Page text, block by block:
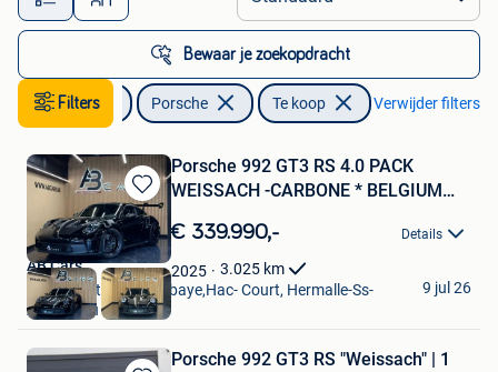
Bewaar je zoekopdracht
Filters
Auto's Porsche Te koop Verwijder filters
Bewaren
in
Mijn
Favorieten
Porsche 992 GT3 RS 4.0 PACK
WEISSACH -CARBONE * BELGIUM
€ 339.990,- Details
2025 3.025 km
AB Cars
Vise + Partie De Bombaye,Hac- Court, Hermalle-Ss-
Argenteau
9 jul 26
Porsche 992 GT3 RS "Weissach" | 1